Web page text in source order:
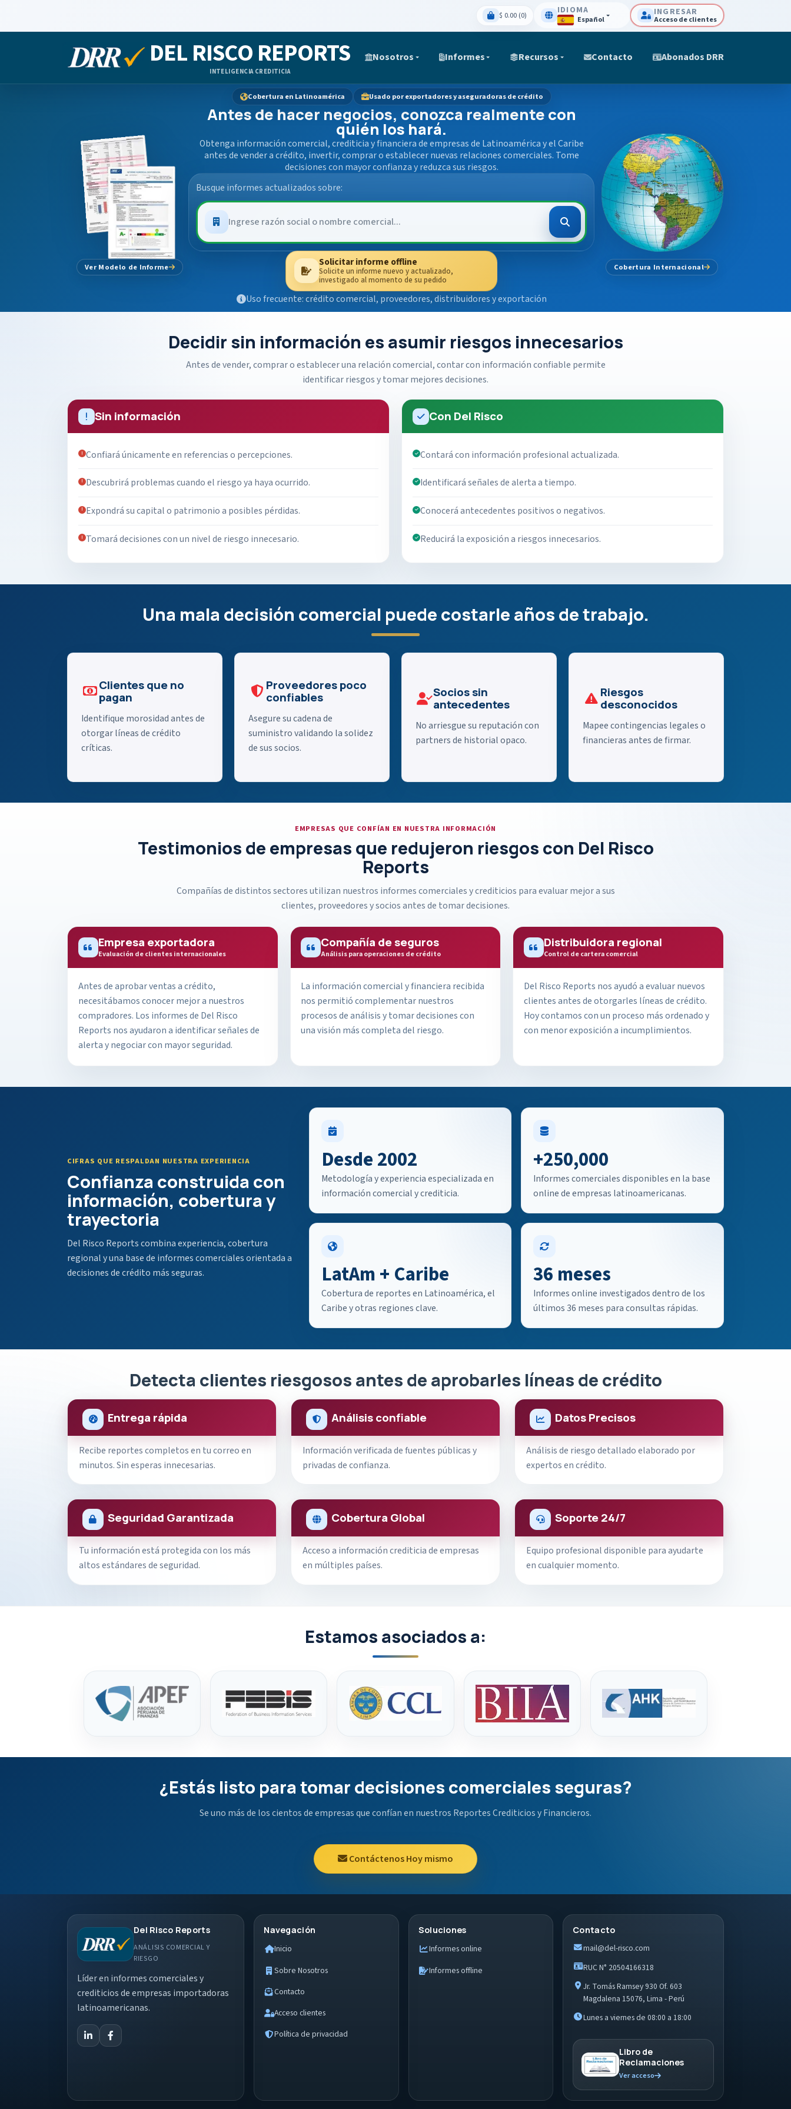
$ 0.00 (0) IDIOMA
Español
INGRESAR
Acceso de clientes
DEL RISCO REPORTS
INTELIGENCIA CREDITICIA
Nosotros Informes Recursos Contacto Abonados DRR
Ver Modelo de Informe
Cobertura en Latinoamérica Usado por exportadores y aseguradoras de crédito
Antes de hacer negocios, conozca realmente con
quién los hará.
Obtenga información comercial, crediticia y financiera de empresas de Latinoamérica y el Caribe
antes de vender a crédito, invertir, comprar o establecer nuevas relaciones comerciales. Tome
decisiones con mayor confianza y reduzca sus riesgos.
Busque informes actualizados sobre:
Solicitar informe offline
Solicite un informe nuevo y actualizado,
investigado al momento de su pedido
Uso frecuente: crédito comercial, proveedores, distribuidores y exportación
Cobertura Internacional
Decidir sin información es asumir riesgos innecesarios
Antes de vender, comprar o establecer una relación comercial, contar con información confiable permite
identificar riesgos y tomar mejores decisiones.
Sin información
Confiará únicamente en referencias o percepciones.
Descubrirá problemas cuando el riesgo ya haya ocurrido.
Expondrá su capital o patrimonio a posibles pérdidas.
Tomará decisiones con un nivel de riesgo innecesario.
Con Del Risco
Contará con información profesional actualizada.
Identificará señales de alerta a tiempo.
Conocerá antecedentes positivos o negativos.
Reducirá la exposición a riesgos innecesarios.
Una mala decisión comercial puede costarle años de trabajo.
Clientes que no
pagan
Identifique morosidad antes de
otorgar líneas de crédito
críticas.
Proveedores poco
confiables
Asegure su cadena de
suministro validando la solidez
de sus socios.
Socios sin
antecedentes
No arriesgue su reputación con
partners de historial opaco.
Riesgos
desconocidos
Mapee contingencias legales o
financieras antes de firmar.
EMPRESAS QUE CONFÍAN EN NUESTRA INFORMACIÓN
Testimonios de empresas que redujeron riesgos con Del Risco
Reports
Compañías de distintos sectores utilizan nuestros informes comerciales y crediticios para evaluar mejor a sus
clientes, proveedores y socios antes de tomar decisiones.
Empresa exportadora
Evaluación de clientes internacionales
Antes de aprobar ventas a crédito,
necesitábamos conocer mejor a nuestros
compradores. Los informes de Del Risco
Reports nos ayudaron a identificar señales de
alerta y negociar con mayor seguridad.
Compañía de seguros
Análisis para operaciones de crédito
La información comercial y financiera recibida
nos permitió complementar nuestros
procesos de análisis y tomar decisiones con
una visión más completa del riesgo.
Distribuidora regional
Control de cartera comercial
Del Risco Reports nos ayudó a evaluar nuevos
clientes antes de otorgarles líneas de crédito.
Hoy contamos con un proceso más ordenado y
con menor exposición a incumplimientos.
CIFRAS QUE RESPALDAN NUESTRA EXPERIENCIA
Confianza construida con
información, cobertura y
trayectoria
Del Risco Reports combina experiencia, cobertura
regional y una base de informes comerciales orientada a
decisiones de crédito más seguras.
Desde 2002
Metodología y experiencia especializada en
información comercial y crediticia.
+250,000
Informes comerciales disponibles en la base
online de empresas latinoamericanas.
LatAm + Caribe
Cobertura de reportes en Latinoamérica, el
Caribe y otras regiones clave.
36 meses
Informes online investigados dentro de los
últimos 36 meses para consultas rápidas.
Detecta clientes riesgosos antes de aprobarles líneas de crédito
Entrega rápida
Recibe reportes completos en tu correo en
minutos. Sin esperas innecesarias.
Análisis confiable
Información verificada de fuentes públicas y
privadas de confianza.
Datos Precisos
Análisis de riesgo detallado elaborado por
expertos en crédito.
Seguridad Garantizada
Tu información está protegida con los más
altos estándares de seguridad.
Cobertura Global
Acceso a información crediticia de empresas
en múltiples países.
Soporte 24/7
Equipo profesional disponible para ayudarte
en cualquier momento.
Estamos asociados a:
¿Estás listo para tomar decisiones comerciales seguras?
Se uno más de los cientos de empresas que confían en nuestros Reportes Crediticios y Financieros.
Contáctenos Hoy mismo
Del Risco Reports
ANÁLISIS COMERCIAL Y
RIESGO
Líder en informes comerciales y
crediticios de empresas importadoras
latinoamericanas.
Navegación
Inicio
Sobre Nosotros
Contacto
Acceso clientes
Política de privacidad
Soluciones
Informes online
Informes offline
Contacto
mail@del-risco.com
RUC N° 20504166318
Jr. Tomás Ramsey 930 Of. 603
Magdalena 15076, Lima - Perú
Lunes a viernes de 08:00 a 18:00
Libro de
Reclamaciones
Ver acceso